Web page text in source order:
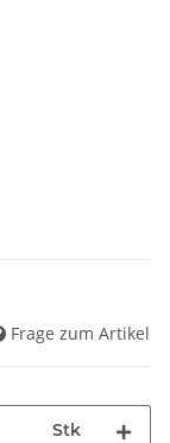
Frage zum Artikel
Stk